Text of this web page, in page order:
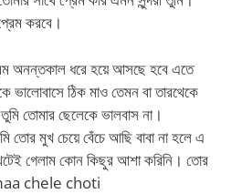
করবে।
অনন্তকাল ধরে হয়ে আসছে হবে এতে
ঠিক মাও তেমন বা তারথেকে
তোমার ছেলেকে ভালবাস না।
তোর মুখ চেয়ে বেঁচে আছি বাবা না হলে এ
গেলাম কোন কিছুর আশা করিনি। তোর
maa chele choti